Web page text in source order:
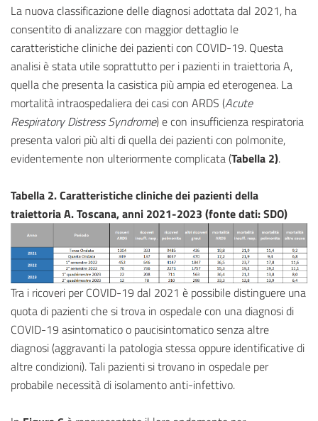
La nuova classificazione delle diagnosi adottata dal 2021, ha
consentito di analizzare con maggior dettaglio le
caratteristiche cliniche dei pazienti con COVID-19. Questa
analisi è stata utile soprattutto per i pazienti in traiettoria A,
quella che presenta la casistica più ampia ed eterogenea. La
mortalità intraospedaliera dei casi con ARDS (Acute
Respiratory Distress Syndrome) e con insufficienza respiratoria
presenta valori più alti di quella dei pazienti con polmonite,
evidentemente non ulteriormente complicata (Tabella 2).
Tabella 2. Caratteristiche cliniche dei pazienti della
traiettoria A. Toscana, anni 2021-2023 (fonte dati: SDO)
Tra i ricoveri per COVID-19 dal 2021 è possibile distinguere una
quota di pazienti che si trova in ospedale con una diagnosi di
COVID-19 asintomatico o paucisintomatico senza altre
diagnosi (aggravanti la patologia stessa oppure identificative di
altre condizioni). Tali pazienti si trovano in ospedale per
probabile necessità di isolamento anti-infettivo.